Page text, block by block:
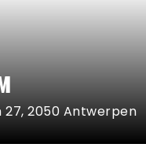
27, 2050 Antwerpen